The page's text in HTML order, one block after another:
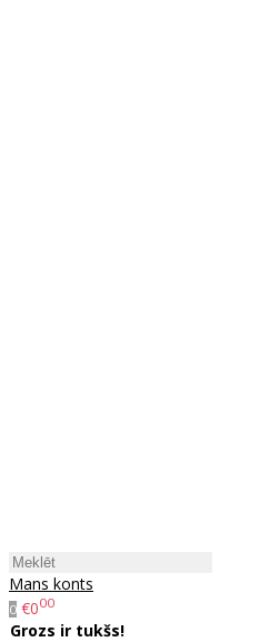
Mans konts
0 €000
Grozs ir tukšs!